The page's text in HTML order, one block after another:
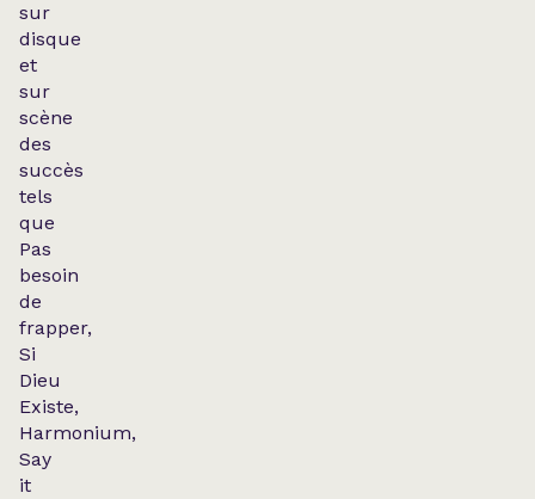
sur
disque
et
sur
scène
des
succès
tels
que
Pas
besoin
de
frapper,
Si
Dieu
Existe,
Harmonium,
Say
it